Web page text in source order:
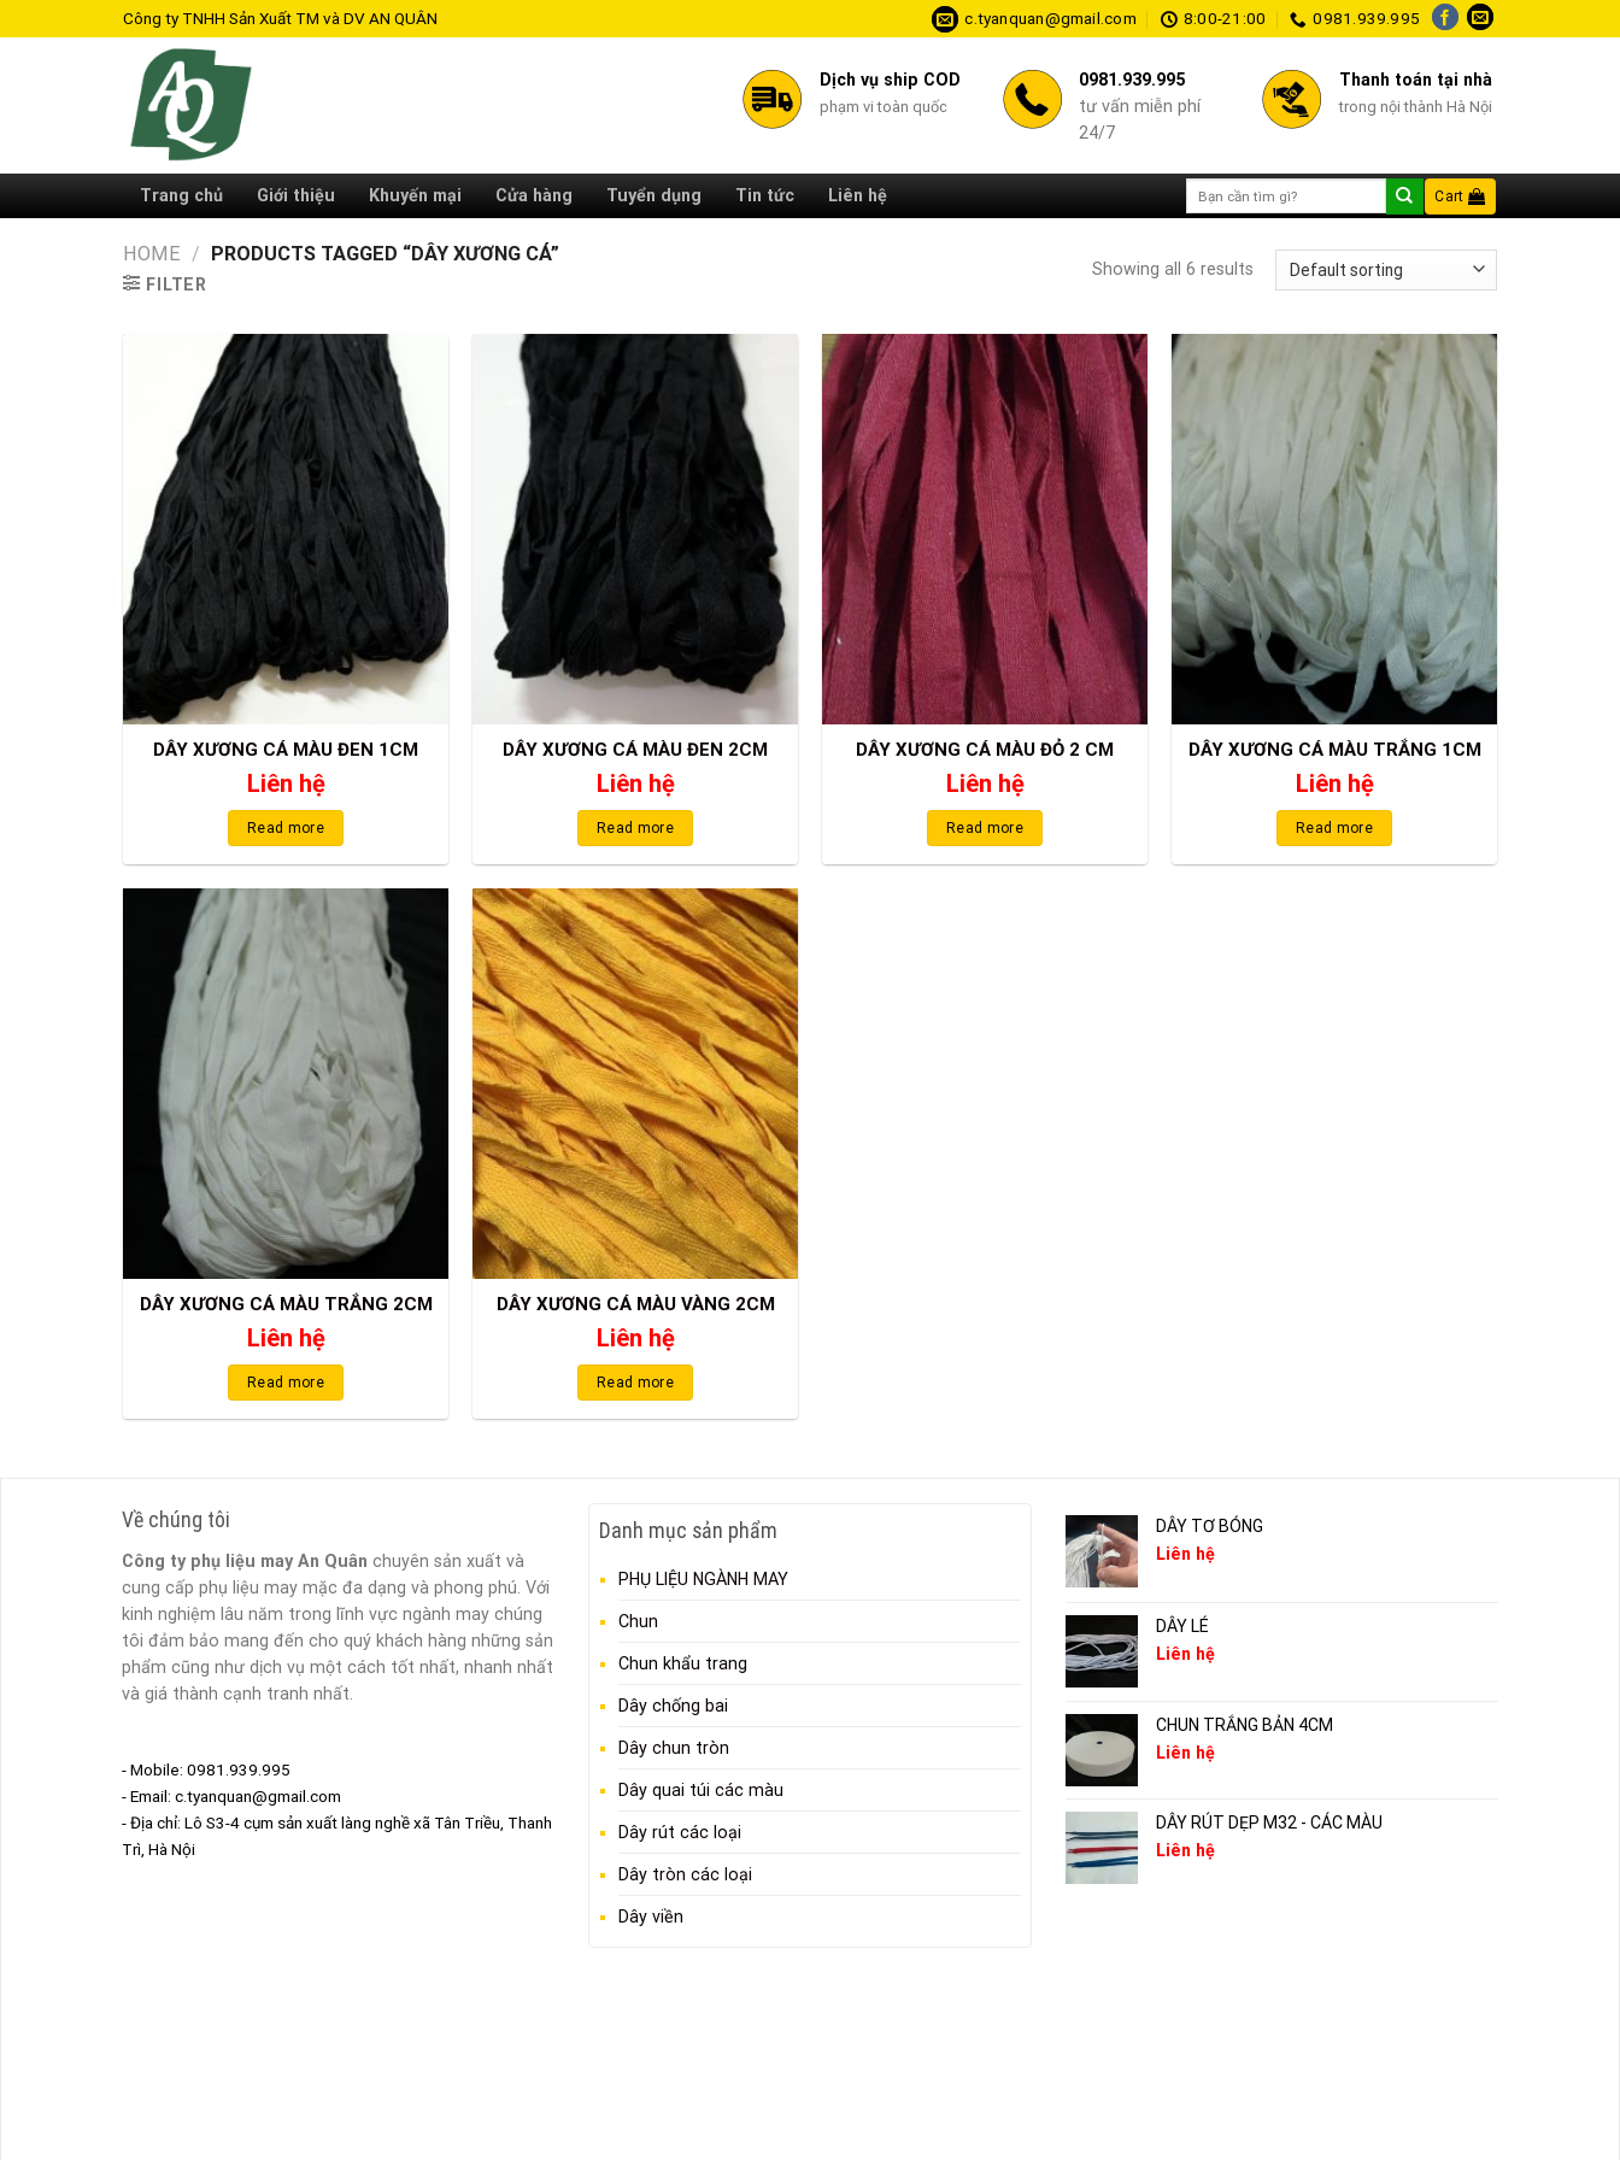
to
Công ty TNHH Sản Xuất TM và DV AN QUÂN c.tyanquan@gmail.com 8:00-21:00 0981.939.995
Dịch vụ ship COD
phạm vi toàn quốc
0981.939.995
tư vấn miễn phí
24/7
Thanh toán tại nhà
trong nội thành Hà Nội
Trang chủ Giới thiệu Khuyến mại Cửa hàng Tuyển dụng Tin tức Liên hệ Cart
HOME / PRODUCTS TAGGED “DÂY XƯƠNG CÁ”
FILTER
Showing all 6 results
DÂY XƯƠNG CÁ MÀU ĐEN 1CM
Liên hệ
Read more
DÂY XƯƠNG CÁ MÀU ĐEN 2CM
Liên hệ
Read more
DÂY XƯƠNG CÁ MÀU ĐỎ 2 CM
Liên hệ
Read more
DÂY XƯƠNG CÁ MÀU TRẮNG 1CM
Liên hệ
Read more
DÂY XƯƠNG CÁ MÀU TRẮNG 2CM
Liên hệ
Read more
DÂY XƯƠNG CÁ MÀU VÀNG 2CM
Liên hệ
Read more
Về chúng tôi
Công ty phụ liệu may An Quân chuyên sản xuất và
cung cấp phụ liệu may mặc đa dạng và phong phú. Với
kinh nghiệm lâu năm trong lĩnh vực ngành may chúng
tôi đảm bảo mang đến cho quý khách hàng những sản
phẩm cũng như dịch vụ một cách tốt nhất, nhanh nhất
và giá thành cạnh tranh nhất.
- Mobile: 0981.939.995
- Email: c.tyanquan@gmail.com
- Địa chỉ: Lô S3-4 cụm sản xuất làng nghề xã Tân Triều, Thanh
Trì, Hà Nội
Danh mục sản phẩm
PHỤ LIỆU NGÀNH MAY
Chun
Chun khẩu trang
Dây chống bai
Dây chun tròn
Dây quai túi các màu
Dây rút các loại
Dây tròn các loại
Dây viền
DÂY TƠ BÓNG
Liên hệ
DÂY LÉ
Liên hệ
CHUN TRẮNG BẢN 4CM
Liên hệ
DÂY RÚT DẸP M32 - CÁC MÀU
Liên hệ